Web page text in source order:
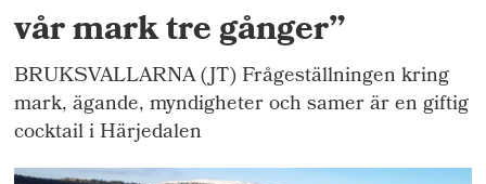
vår mark tre gånger”
BRUKSVALLARNA (JT) Frågeställningen kring
mark, ägande, myndigheter och samer är en giftig
cocktail i Härjedalen